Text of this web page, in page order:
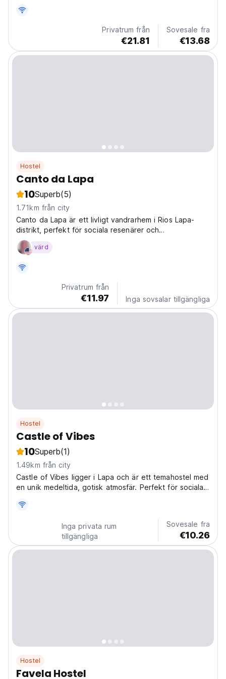
Privatrum från
€21.81
Sovesale fra
€13.68
Hostel
Canto da Lapa
10Superb(5)
1.71km från city
Canto da Lapa är ett livligt vandrarhem i Rios Lapa-
distrikt, perfekt för sociala resenärer och
stadsutforskare. Utforska nattlivet och ikoniska
sevärdheter! (Auto-translated from original language)
värd
Privatrum från
€11.97 Inga sovsalar tillgängliga
Hostel
Castle of Vibes
10Superb(1)
1.49km från city
Castle of Vibes ligger i Lapa och är ett temahostel med
en unik medeltida, gotisk atmosfär. Perfekt för sociala
(Auto-translated from original language)
Inga privata rum
tillgängliga
Sovesale fra
€10.26
Hostel
Favela Hostel